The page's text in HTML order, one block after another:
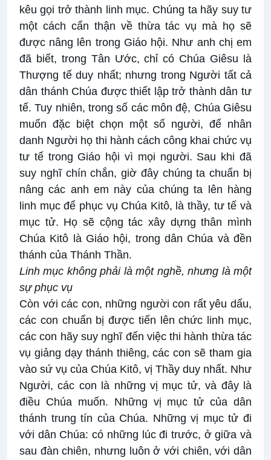
kêu gọi trở thành linh mục. Chúng ta hãy suy tư
một cách cẩn thận về thừa tác vụ mà họ sẽ
được nâng lên trong Giáo hội. Như anh chị em
đã biết, trong Tân Ước, chỉ có Chúa Giêsu là
Thượng tế duy nhất; nhưng trong Người tất cả
dân thánh Chúa được thiết lập trở thành dân tư
tế. Tuy nhiên, trong số các môn đệ, Chúa Giêsu
muốn đặc biệt chọn một số người, để nhân
danh Người họ thi hành cách công khai chức vụ
tư tế trong Giáo hội vì mọi người. Sau khi đã
suy nghĩ chín chắn, giờ đây chúng ta chuẩn bị
nâng các anh em này của chúng ta lên hàng
linh mục để phục vụ Chúa Kitô, là thầy, tư tế và
mục tử. Họ sẽ cộng tác xây dựng thân mình
Chúa Kitô là Giáo hội, trong dân Chúa và đền
thánh của Thánh Thần.
Linh mục không phải là một nghề, nhưng là một
sự phục vụ
Còn với các con, những người con rất yêu dấu,
các con chuẩn bị được tiến lên chức linh mục,
các con hãy suy nghĩ đến việc thi hành thừa tác
vụ giảng dạy thánh thiêng, các con sẽ tham gia
vào sứ vụ của Chúa Kitô, vị Thầy duy nhất. Như
Người, các con là những vị mục tử, và đây là
điều Chúa muốn. Những vị mục tử của dân
thánh trung tín của Chúa. Những vị mục tử đi
với dân Chúa: có những lúc đi trước, ở giữa và
sau đàn chiên, nhưng luôn ở với chiên, với dân